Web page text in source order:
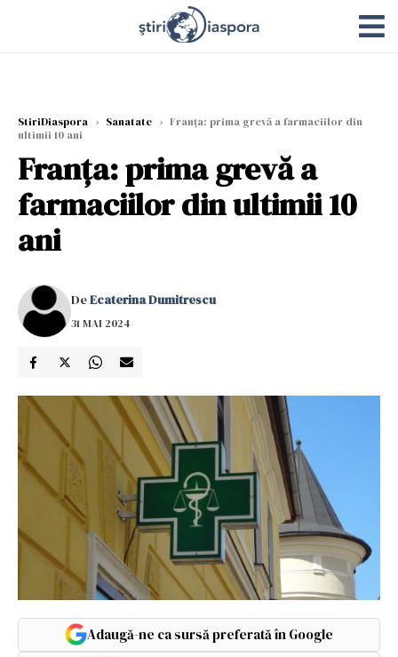
StiriDiaspora › Sanatate › Franța: prima grevă a farmaciilor din
ultimii 10 ani
Franța: prima grevă a
farmaciilor din ultimii 10
ani
DeEcaterina Dumitrescu
31 MAI 2024
Adaugă-ne ca sursă preferată în Google